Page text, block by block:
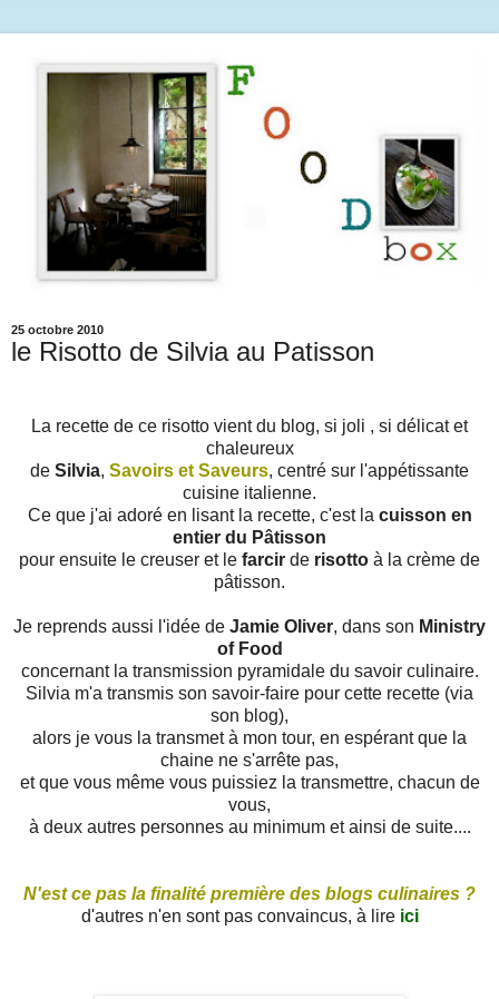
25 octobre 2010
le Risotto de Silvia au Patisson
La recette de ce risotto vient du blog, si joli , si délicat et
chaleureux
de Silvia, Savoirs et Saveurs, centré sur l'appétissante
cuisine italienne.
Ce que j'ai adoré en lisant la recette, c'est la cuisson en
entier du Pâtisson
pour ensuite le creuser et le farcir de risotto à la crème de
pâtisson.
Je reprends aussi l'idée de Jamie Oliver, dans son Ministry
of Food
concernant la transmission pyramidale du savoir culinaire.
Silvia m'a transmis son savoir-faire pour cette recette (via
son blog),
alors je vous la transmet à mon tour, en espérant que la
chaine ne s'arrête pas,
et que vous même vous puissiez la transmettre, chacun de
vous,
à deux autres personnes au minimum et ainsi de suite....
N'est ce pas la finalité première des blogs culinaires ?
d'autres n'en sont pas convaincus, à lire ici